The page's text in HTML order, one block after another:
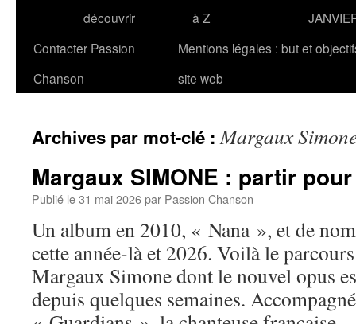
découvrir
à Z
Contacter Passion
Chanson
Mentions légales : but et
site web
Archives par mot-clé :Margaux
Margaux SIMONE : partir
Publié le31 mai 2026par Passion Chanson
Un album en 2010, « Nana », et de
cette année-là et 2026. Voilà le
Margaux Simone dont le nouvel opus
depuis quelques semaines.